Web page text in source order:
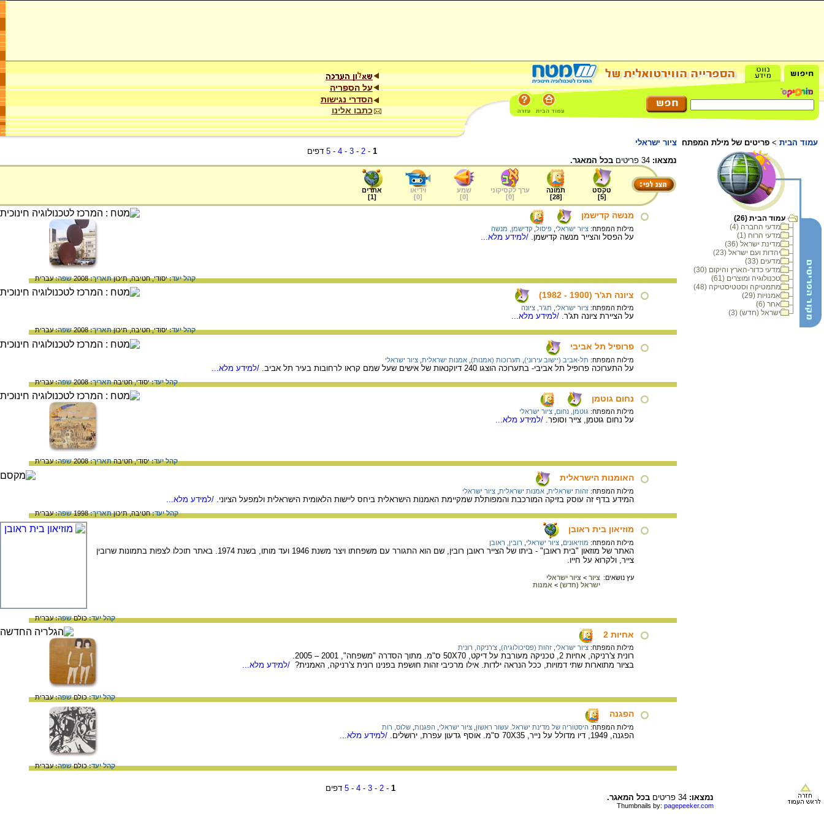
על הספריה
הסדרי נגישות
כתבו אלינו
עמוד הבית > פריטים של מילת המפתח ציור ישראלי
עמוד הבית (26)
מדעי החברה (4)
מדעי הרוח (1)
מדינת ישראל (36)
יהדות ועם ישראל (23)
מדעים (33)
מדעי כדור-הארץ והיקום (30)
טכנולוגיה ומוצרים (61)
מתמטיקה וסטטיסטיקה (48)
אמנויות (29)
אחר (6)
ישראל (חדש) (3)
1
-
2
-
3
-
4
-
5 דפים
נמצאו:
בכל המאגר.
טקסט
[
5
]
תמונה
[
28
]
ערך לקסיקוני
[
0
]
שמע
[
0
]
וידיאו
[
0
]
אתרים
[
1
]
מנשה קדישמן
מילות המפתח: ציור ישראלי פיסול קדישמן, מנשה
על הפסל והצייר מנשה קדישמן. /למידע מלא...
קהל יעד:יסודי,חטיבה,תיכוןתאריך:2008 שפה:עברית
ציונה תג'ר (1900 - 1982)
מילות המפתח: ציור ישראלי תג'ר, ציונה
על הציירת ציונה תג'ר. /למידע מלא...
קהל יעד:יסודי,חטיבה,תיכוןתאריך:2008 שפה:עברית
פרופיל תל אביבי
מילות המפתח: תל-אביב (יישוב עירוני) תערוכות (אמנות) אמנות ישראלית ציור ישראלי
על התערוכה פרופיל תל אביבי- בתערוכה הוצגו 240 דיוקנאות של אישים שעל שמם קראו לרחובות בעיר תל אביב. /למידע מלא...
קהל יעד:יסודי,חטיבהתאריך:2008 שפה:עברית
נחום גוטמן
מילות המפתח: גוטמן, נחום ציור ישראלי
על נחום גוטמן, צייר וסופר. /למידע מלא...
קהל יעד:יסודי,חטיבהתאריך:2008 שפה:עברית
האומנות הישראלית
מילות המפתח: זהות ישראלית אמנות ישראלית ציור ישראלי
המידע בדף זה עוסק בזיקה המורכבת והמפותלת שמקיימת האמנות הישראלית ביחס ליישות הלאומית הישראלית ולמפעל הציוני. /למידע מלא...
קהל יעד:חטיבה,תיכוןתאריך:1998 שפה:עברית
מוזיאון בית ראובן
מילות המפתח: מוזיאונים ציור ישראלי רובין, ראובן
האתר של מוזאון "בית ראובן" - ביתו של הצייר ראובן רובין, שם הוא התגורר עם משפחתו ויצר משנת 1946 ועד מותו, בשנת 1974. באתר תוכלו לצפות בתמונות שרובין
צייר, ולקרוא על חייו.
עץ נושאים: ציור > ציור ישראלי
ישראל (חדש) > אמנות
קהל יעד:כולםשפה:עברית
אחיות 2
מילות המפתח: ציור ישראלי זהות (פסיכולוגיה) צ'רניקה, רונית
רונית צ'רניקה, אחיות 2, טכניקה מעורבת על דיקט, 50X70 ס"מ. מתוך הסדרה "משפחה", 2001 – 2005.
בציור מתוארות שתי דמויות, ככל הנראה ילדות. אילו מרכיבי זהות חושפת בפנינו רונית צ'רניקה, האמנית? /למידע מלא...
קהל יעד:כולםשפה:עברית
הפגנה
מילות המפתח: היסטוריה של מדינת ישראל. עשור ראשון ציור ישראלי הפגנות שלוס, רות
הפגנה, 1949, דיו מדולל על נייר, 70X35 ס"מ. אוסף גדעון עפרת, ירושלים. /למידע מלא...
קהל יעד:כולםשפה:עברית
1
-
2
-
3
-
4
-
5 דפים
נמצאו:
בכל המאגר.
Thumbnails by: pagepeeker.com